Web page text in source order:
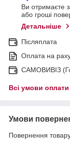
Ви отримаєте
або гроші
Детальніше
Післяплата
Оплата на
САМОВИВІЗ
Всі умови оплати
Умови
Повернення